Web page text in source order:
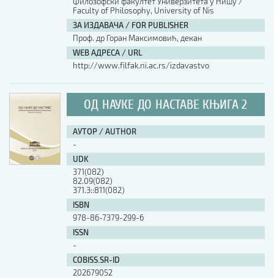
Faculty of Philosophy, University of Nis
ЗА ИЗДАВАЧА / FOR PUBLISHER
Проф. др Горан Максимовић, декан
WEB АДРЕСА / URL
http://www.filfak.ni.ac.rs/izdavastvo
ОД НАУКЕ ДО НАСТАВЕ КЊИГА 2
АУТОР / AUTHOR
-
UDK
371(082)
82.09(082)
371.3::811(082)
ISBN
978-86-7379-299-6
ISSN
-
COBISS.SR-ID
202679052